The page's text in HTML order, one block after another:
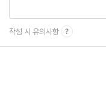
작성 시 유의사항